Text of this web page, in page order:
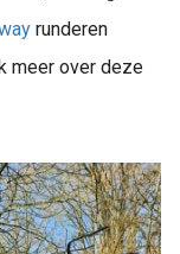
runderen
meer over deze